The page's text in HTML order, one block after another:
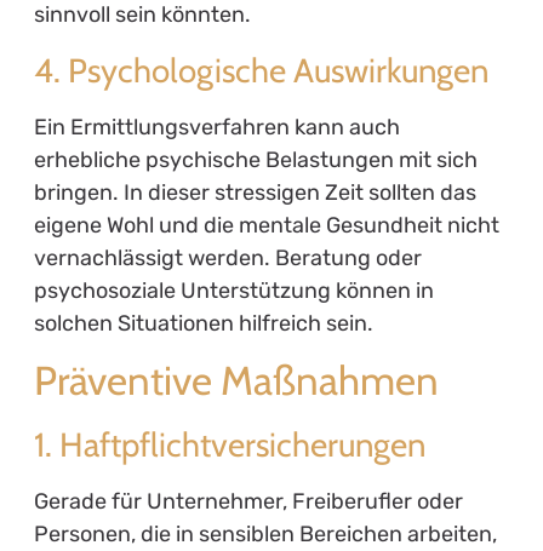
sinnvoll sein könnten.
4. Psychologische Auswirkungen
Ein Ermittlungsverfahren kann auch
erhebliche psychische Belastungen mit sich
bringen. In dieser stressigen Zeit sollten das
eigene Wohl und die mentale Gesundheit nicht
vernachlässigt werden. Beratung oder
psychosoziale Unterstützung können in
solchen Situationen hilfreich sein.
Präventive Maßnahmen
1. Haftpflichtversicherungen
Gerade für Unternehmer, Freiberufler oder
Personen, die in sensiblen Bereichen arbeiten,